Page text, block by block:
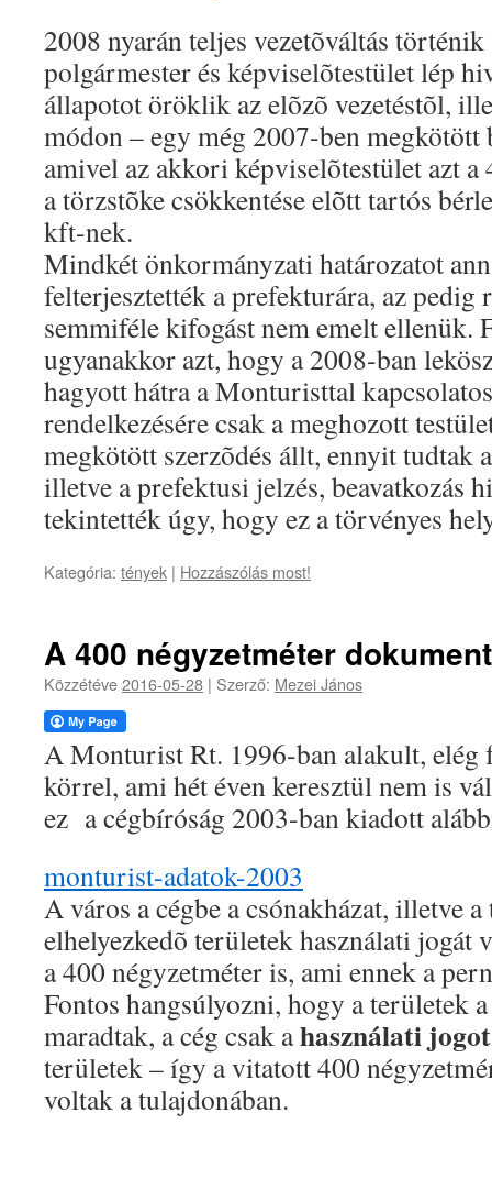
2008 nyarán teljes vezetõváltás
polgármester és képviselõtestület lép
állapotot öröklik az elõzõ vezetéstõl,
módon – egy még 2007-ben megkötött
amivel az akkori képviselõtestület azt
a törzstõke csökkentése elõtt tartós
kft-nek.
Mindkét önkormányzati határozatot
felterjesztették a prefekturára, az pedig
semmiféle kifogást nem emelt ellenük.
ugyanakkor azt, hogy a 2008-ban
hagyott hátra a Monturisttal
rendelkezésére csak a meghozott
megkötött szerzõdés állt, ennyit tudtak
illetve a prefektusi jelzés, beavatkozás
tekintették úgy, hogy ez a törvényes
Kategória: tények | Hozzászólás most!
A 400 négyzetméter
Közzétéve2016-05-28 | Szerző: Mezei János
A Monturist Rt. 1996-ban alakult, elég
körrel, ami hét éven keresztül nem is
ez a cégbíróság 2003-ban kiadott
monturist-adatok-2003
A város a cégbe a csónakházat, illetve
elhelyezkedõ területek használati jogát
a 400 négyzetméter is, ami ennek a
Fontos hangsúlyozni, hogy a területek
maradtak, a cég csak ahasználati jogot
területek – így a vitatott 400
voltak a tulajdonában.